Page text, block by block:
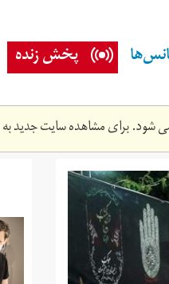
پخش زنده
شود. برای مشاهده سایت جدید به